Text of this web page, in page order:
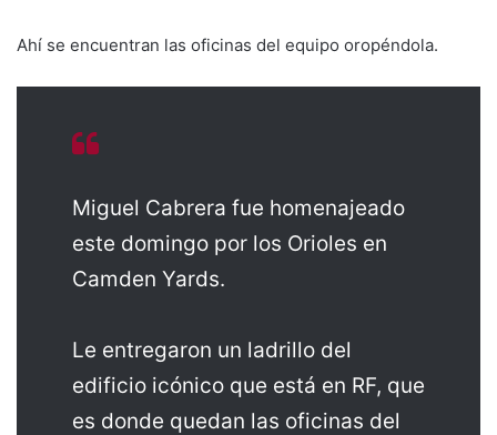
Ahí se encuentran las oficinas del equipo oropéndola.
Miguel Cabrera fue homenajeado
este domingo por los Orioles en
Camden Yards.
Le entregaron un ladrillo del
edificio icónico que está en RF, que
es donde quedan las oficinas del